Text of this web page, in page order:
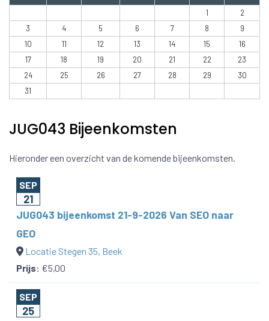
1
2
3
4 5 6 7 8
9
10
11 12 13 14 15
16
17
18 19 20 21 22
23
24
25 26 27 28 29
30
31
JUG043 Bijeenkomsten
Hieronder een overzicht van de komende bijeenkomsten.
SEP
21
JUG043 bijeenkomst 21-9-2026 Van SEO naar
GEO
Locatie Stegen 35, Beek
Prijs: €5,00
SEP
25